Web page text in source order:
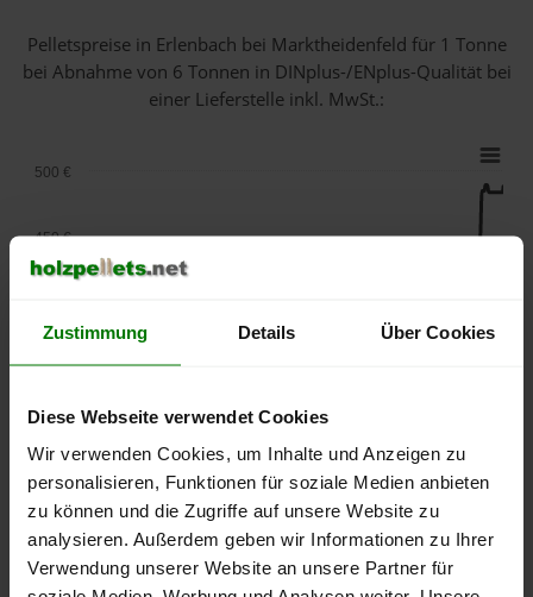
Zustimmung Details Über Cookies
Diese Webseite verwendet Cookies
Wir verwenden Cookies, um Inhalte und Anzeigen zu
personalisieren, Funktionen für soziale Medien anbieten
zu können und die Zugriffe auf unsere Website zu
analysieren. Außerdem geben wir Informationen zu Ihrer
Verwendung unserer Website an unsere Partner für
Pelletspreise in Erlenbach bei Marktheidenfeld für 1 Tonne
bei Abnahmevon 6 Tonnen in DINplus-/ENplus-Qualität bei
einer Lieferstelle inkl. MwSt.:
lose Ware Sackware
September
2025
Januar
2026
Mai
2026
350 €
450 €
500 €